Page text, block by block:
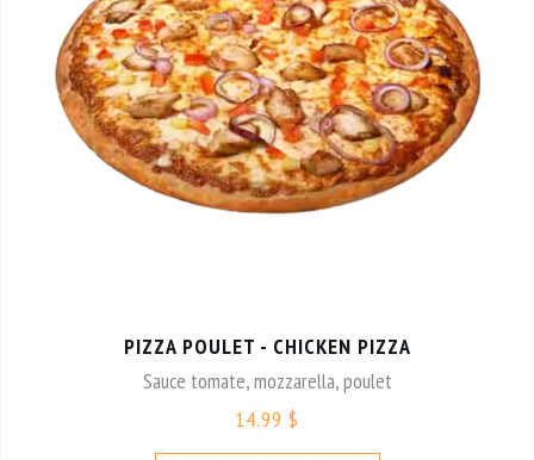
PIZZA POULET - CHICKEN PIZZA
Sauce tomate, mozzarella, poulet
14.99 $